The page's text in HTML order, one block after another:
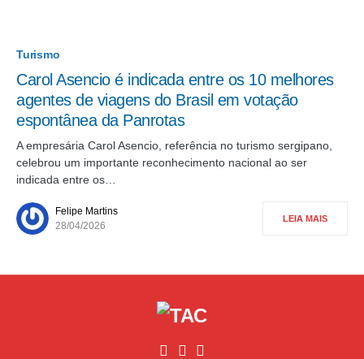
Turismo
Carol Asencio é indicada entre os 10 melhores
agentes de viagens do Brasil em votação
espontânea da Panrotas
A empresária Carol Asencio, referência no turismo sergipano,
celebrou um importante reconhecimento nacional ao ser
indicada entre os…
Felipe Martins
28/04/2026
LEIA MAIS